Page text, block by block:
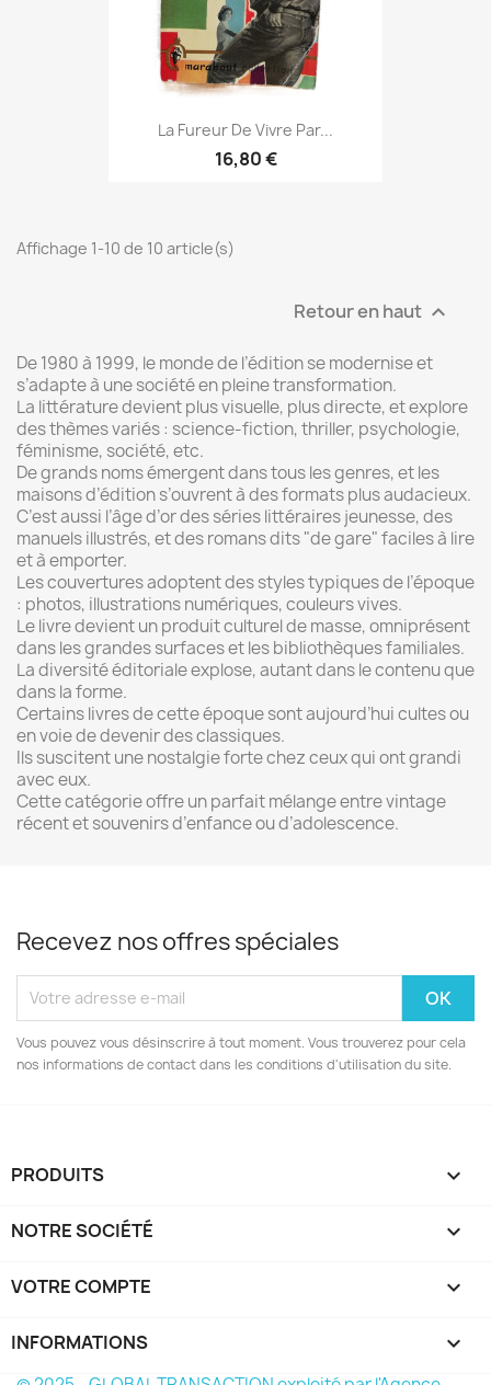
La Fureur De Vivre Par...
16,80 €
Affichage 1-10 de 10 article(s)
Retour en haut 
De 1980 à 1999, le monde de l’édition se modernise et
s’adapte à une société en pleine transformation.
La littérature devient plus visuelle, plus directe, et explore
des thèmes variés : science-fiction, thriller, psychologie,
féminisme, société, etc.
De grands noms émergent dans tous les genres, et les
maisons d’édition s’ouvrent à des formats plus audacieux.
C’est aussi l’âge d’or des séries littéraires jeunesse, des
manuels illustrés, et des romans dits "de gare" faciles à lire
et à emporter.
Les couvertures adoptent des styles typiques de l’époque
: photos, illustrations numériques, couleurs vives.
Le livre devient un produit culturel de masse, omniprésent
dans les grandes surfaces et les bibliothèques familiales.
La diversité éditoriale explose, autant dans le contenu que
dans la forme.
Certains livres de cette époque sont aujourd’hui cultes ou
en voie de devenir des classiques.
Ils suscitent une nostalgie forte chez ceux qui ont grandi
avec eux.
Cette catégorie offre un parfait mélange entre vintage
récent et souvenirs d’enfance ou d’adolescence.
Recevez nos offres spéciales
Vous pouvez vous désinscrire à tout moment. Vous trouverez pour cela
nos informations de contact dans les conditions d'utilisation du site.
PRODUITS 
NOTRE SOCIÉTÉ 
VOTRE COMPTE 
INFORMATIONS keyboard_arrow_down